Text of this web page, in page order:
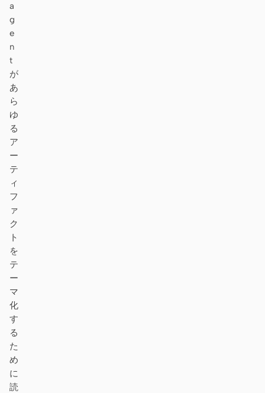
a
g
e
n
t
が
あ
ら
ゆ
る
ア
ー
テ
ィ
フ
ァ
ク
ト
を
テ
ー
マ
化
す
る
た
め
に
読